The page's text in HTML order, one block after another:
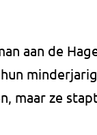
aan de
maar ze